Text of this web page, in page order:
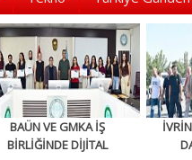
BAÜN VE GMKA İŞ
BİRLİĞİNDE DİJİTAL